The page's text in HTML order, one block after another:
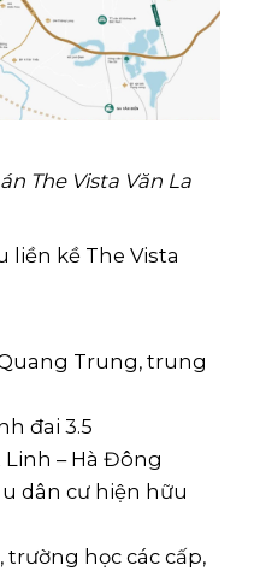
The Vista Văn La
liền kề The Vista
Trung, trung
đai 3.5
– Hà Đông
dân cư hiện hữu
trường học các cấp,